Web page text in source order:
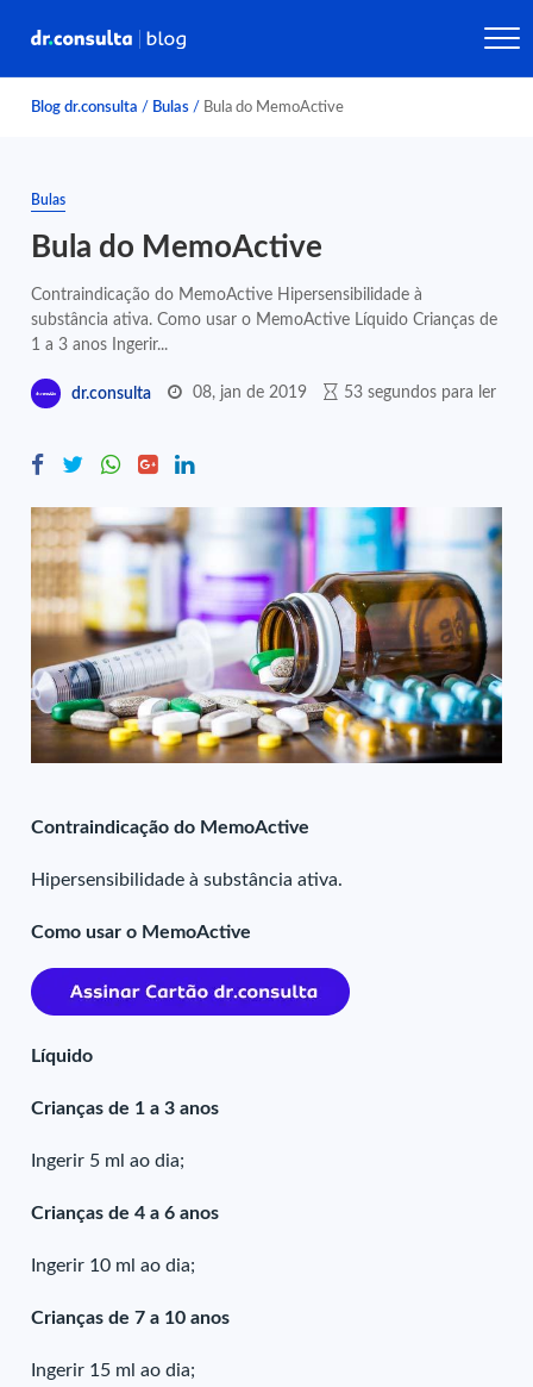
Blog dr.consulta / Bulas / Bula do MemoActive
Bulas
Bula do MemoActive
Contraindicação do MemoActive Hipersensibilidade à
substância ativa. Como usar o MemoActive Líquido Crianças de
1 a 3 anos Ingerir...
dr.consulta 08, jan de 2019 53 segundos para ler
Contraindicação do MemoActive
Hipersensibilidade à substância ativa.
Como usar o MemoActive
Líquido
Crianças de 1 a 3 anos
Ingerir 5 ml ao dia;
Crianças de 4 a 6 anos
Ingerir 10 ml ao dia;
Crianças de 7 a 10 anos
Ingerir 15 ml ao dia;